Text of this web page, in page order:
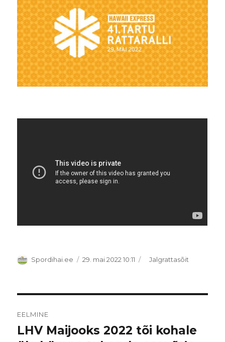
Autor
Spordihai.ee Postitatud
29. mai 2022 10:11 Rubriigid
Jalgrattasõit
EELMINE
Eelmine
LHV Maijooks 2022 tõi kohale